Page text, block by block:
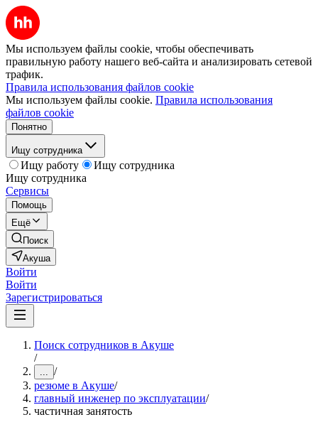
Мы используем файлы cookie, чтобы обеспечивать
правильную работу нашего веб-сайта и анализировать сетевой
трафик.
Правила использования файлов cookie
Мы используем файлы cookie. Правила использования
файлов cookie
Понятно
Ищу сотрудника
Ищу работу
Ищу сотрудника
Ищу сотрудника
Сервисы
Помощь
Ещё
Поиск
Акуша
Войти
Войти
Зарегистрироваться
Поиск сотрудников в Акуше
/
... /
резюме в Акуше/
главный инженер по эксплуатации/
частичная занятость